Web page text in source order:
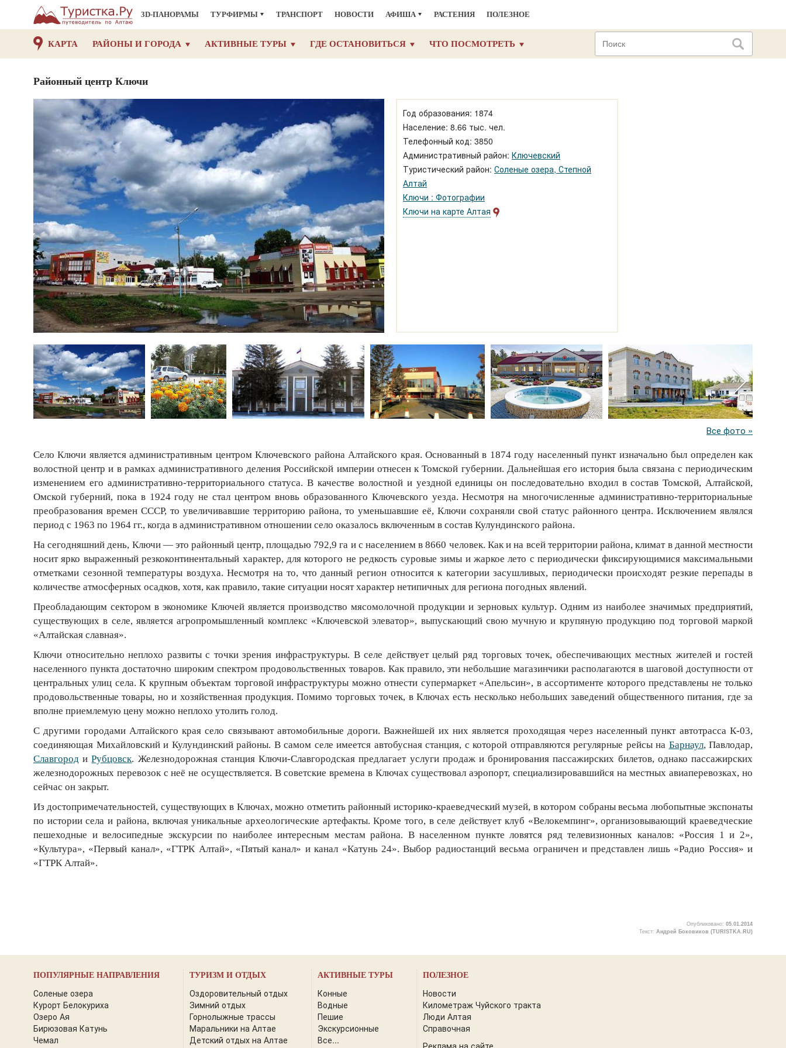
3D-ПАНОРАМЫ ТУРФИРМЫ ТРАНСПОРТ НОВОСТИ АФИША РАСТЕНИЯ ПОЛЕЗНОЕ
КАРТА РАЙОНЫ И ГОРОДА АКТИВНЫЕ ТУРЫ ГДЕ ОСТАНОВИТЬСЯ ЧТО ПОСМОТРЕТЬ
Районный центр Ключи
Год образования: 1874
Население: 8.66 тыс. чел.
Телефонный код: 3850
Административный район: Ключевский
Туристический район: Соленые озера, Степной
Алтай
Ключи : Фотографии
Ключи на карте Алтая
Все фото »
Село Ключи является административным центром Ключевского района Алтайского края. Основанный в 1874 году населенный пункт изначально был определен как
волостной центр и в рамках административного деления Российской империи отнесен к Томской губернии. Дальнейшая его история была связана с периодическим
изменением его административно-территориального статуса. В качестве волостной и уездной единицы он последовательно входил в состав Томской, Алтайской,
Омской губерний, пока в 1924 году не стал центром вновь образованного Ключевского уезда. Несмотря на многочисленные административно-территориальные
преобразования времен СССР, то увеличивавшие территорию района, то уменьшавшие её, Ключи сохраняли свой статус районного центра. Исключением являлся
период с 1963 по 1964 гг., когда в административном отношении село оказалось включенным в состав Кулундинского района.
На сегодняшний день, Ключи — это районный центр, площадью 792,9 га и с населением в 8660 человек. Как и на всей территории района, климат в данной местности
носит ярко выраженный резкоконтинентальный характер, для которого не редкость суровые зимы и жаркое лето с периодически фиксирующимися максимальными
отметками сезонной температуры воздуха. Несмотря на то, что данный регион относится к категории засушливых, периодически происходят резкие перепады в
количестве атмосферных осадков, хотя, как правило, такие ситуации носят характер нетипичных для региона погодных явлений.
Преобладающим сектором в экономике Ключей является производство мясомолочной продукции и зерновых культур. Одним из наиболее значимых предприятий,
существующих в селе, является агропромышленный комплекс «Ключевской элеватор», выпускающий свою мучную и крупяную продукцию под торговой маркой
«Алтайская славная».
Ключи относительно неплохо развиты с точки зрения инфраструктуры. В селе действует целый ряд торговых точек, обеспечивающих местных жителей и гостей
населенного пункта достаточно широким спектром продовольственных товаров. Как правило, эти небольшие магазинчики располагаются в шаговой доступности от
центральных улиц села. К крупным объектам торговой инфраструктуры можно отнести супермаркет «Апельсин», в ассортименте которого представлены не только
продовольственные товары, но и хозяйственная продукция. Помимо торговых точек, в Ключах есть несколько небольших заведений общественного питания, где за
вполне приемлемую цену можно неплохо утолить голод.
С другими городами Алтайского края село связывают автомобильные дороги. Важнейшей их них является проходящая через населенный пункт автотрасса К-03,
соединяющая Михайловский и Кулундинский районы. В самом селе имеется автобусная станция, с которой отправляются регулярные рейсы на Барнаул, Павлодар,
Славгород иРубцовск. Железнодорожная станция Ключи-Славгородская предлагает услуги продаж и бронирования пассажирских билетов, однако пассажирских
железнодорожных перевозок с неё не осуществляется. В советские времена в Ключах существовал аэропорт, специализировавшийся на местных авиаперевозках, но
сейчас он закрыт.
Из достопримечательностей, существующих в Ключах, можно отметить районный историко-краеведческий музей, в котором собраны весьма любопытные экспонаты
по истории села и района, включая уникальные археологические артефакты. Кроме того, в селе действует клуб «Велокемпинг», организовывающий краеведческие
пешеходные и велосипедные экскурсии по наиболее интересным местам района. В населенном пункте ловятся ряд телевизионных каналов: «Россия 1 и 2»,
«Культура», «Первый канал», «ГТРК Алтай», «Пятый канал» и канал «Катунь 24». Выбор радиостанций весьма ограничен и представлен лишь «Радио Россия» и
«ГТРК Алтай».
Опубликовано: 05.01.2014
Текст: Андрей Боковиков (TURISTKA.RU)
ПОПУЛЯРНЫЕ НАПРАВЛЕНИЯ
Соленые озера
Курорт Белокуриха
Озеро Ая
Бирюзовая Катунь
Чемал
ТУРИЗМ И ОТДЫХ
Оздоровительный отдых
Зимний отдых
Горнолыжные трассы
Маральники на Алтае
Детский отдых на Алтае
АКТИВНЫЕ ТУРЫ
Конные
Водные
Пешие
Экскурсионные
Все...
ПОЛЕЗНОЕ
Новости
Километраж Чуйского тракта
Люди Алтая
Справочная
Реклама на сайте